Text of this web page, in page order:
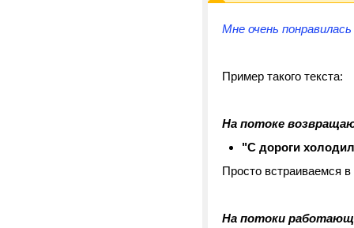
Мне очень
Пример такого текста:
На потоке
"С дороги
Просто встраиваемся
На потоки